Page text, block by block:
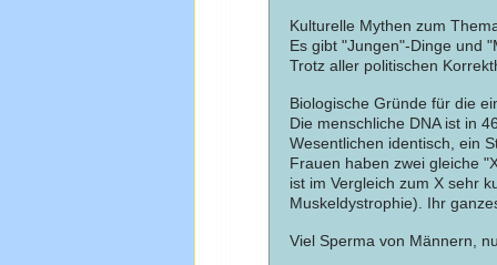
Kulturelle Mythen zum
Es gibt "Jungen"-Dinge und
Trotz aller politischen
Biologische Gründe für die
Die menschliche DNA ist in
Wesentlichen identisch, ein
Frauen haben zwei gleiche
ist im Vergleich zum X sehr
Muskeldystrophie). Ihr
Viel Sperma von Männern,